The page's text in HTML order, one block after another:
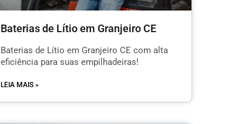
Baterias de Lítio em Granjeiro CE
Baterias de Lítio em Granjeiro CE com alta
eficiência para suas empilhadeiras!
LEIA MAIS »